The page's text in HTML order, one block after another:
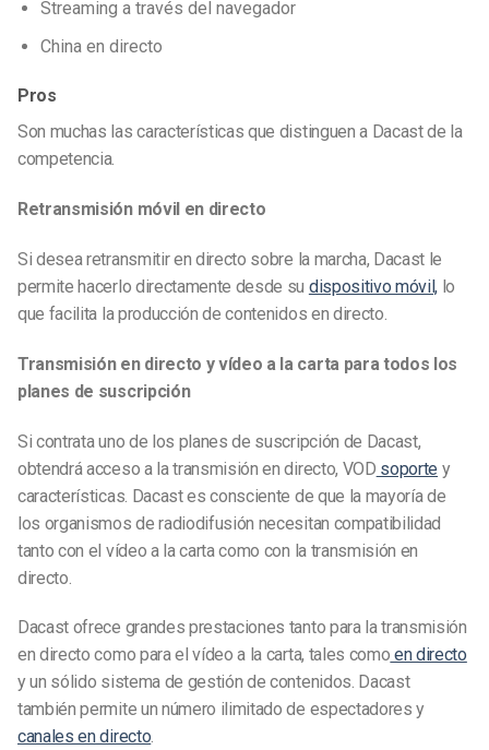
Streaming a través del navegador
China en directo
Pros
Son muchas las características que distinguen a Dacast de la
competencia.
Retransmisión móvil en directo
Si desea retransmitir en directo sobre la marcha, Dacast le
permite hacerlo directamente desde su dispositivo móvil, lo
que facilita la producción de contenidos en directo.
Transmisión en directo y vídeo a la carta para todos los
planes de suscripción
Si contrata uno de los planes de suscripción de Dacast,
obtendrá acceso a la transmisión en directo, VOD soporte y
características. Dacast es consciente de que la mayoría de
los organismos de radiodifusión necesitan compatibilidad
tanto con el vídeo a la carta como con la transmisión en
directo.
Dacast ofrece grandes prestaciones tanto para la transmisión
en directo como para el vídeo a la carta, tales como en directo
y un sólido sistema de gestión de contenidos. Dacast
también permite un número ilimitado de espectadores y
canales en directo.